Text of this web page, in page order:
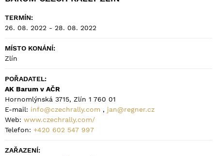
TERMÍN:
26. 08. 2022 - 28. 08. 2022
MÍSTO KONÁNÍ:
Zlín
POŘADATEL:
AK Barum v AČR
Hornomlýnská 3715, Zlín 1 760 01
E-mail: info@czechrally.com , jan@regner.cz
Web: www.czechrally.com/
Telefon: +420 602 547 997
ZAŘAZENÍ: